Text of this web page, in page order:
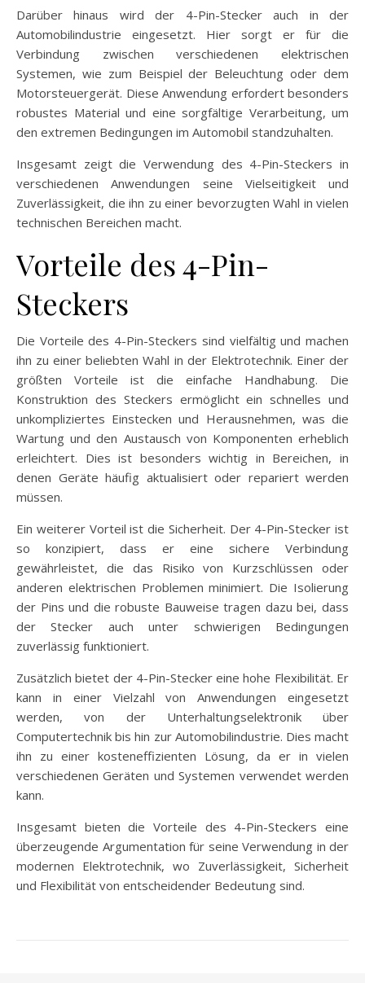
Darüber hinaus wird der 4-Pin-Stecker auch in der
Automobilindustrie eingesetzt. Hier sorgt er für die
Verbindung zwischen verschiedenen elektrischen
Systemen, wie zum Beispiel der Beleuchtung oder dem
Motorsteuergerät. Diese Anwendung erfordert besonders
robustes Material und eine sorgfältige Verarbeitung, um
den extremen Bedingungen im Automobil standzuhalten.
Insgesamt zeigt die Verwendung des 4-Pin-Steckers in
verschiedenen Anwendungen seine Vielseitigkeit und
Zuverlässigkeit, die ihn zu einer bevorzugten Wahl in vielen
technischen Bereichen macht.
Vorteile des 4-Pin-
Steckers
Die Vorteile des 4-Pin-Steckers sind vielfältig und machen
ihn zu einer beliebten Wahl in der Elektrotechnik. Einer der
größten Vorteile ist die einfache Handhabung. Die
Konstruktion des Steckers ermöglicht ein schnelles und
unkompliziertes Einstecken und Herausnehmen, was die
Wartung und den Austausch von Komponenten erheblich
erleichtert. Dies ist besonders wichtig in Bereichen, in
denen Geräte häufig aktualisiert oder repariert werden
müssen.
Ein weiterer Vorteil ist die Sicherheit. Der 4-Pin-Stecker ist
so konzipiert, dass er eine sichere Verbindung
gewährleistet, die das Risiko von Kurzschlüssen oder
anderen elektrischen Problemen minimiert. Die Isolierung
der Pins und die robuste Bauweise tragen dazu bei, dass
der Stecker auch unter schwierigen Bedingungen
zuverlässig funktioniert.
Zusätzlich bietet der 4-Pin-Stecker eine hohe Flexibilität. Er
kann in einer Vielzahl von Anwendungen eingesetzt
werden, von der Unterhaltungselektronik über
Computertechnik bis hin zur Automobilindustrie. Dies macht
ihn zu einer kosteneffizienten Lösung, da er in vielen
verschiedenen Geräten und Systemen verwendet werden
kann.
Insgesamt bieten die Vorteile des 4-Pin-Steckers eine
überzeugende Argumentation für seine Verwendung in der
modernen Elektrotechnik, wo Zuverlässigkeit, Sicherheit
und Flexibilität von entscheidender Bedeutung sind.